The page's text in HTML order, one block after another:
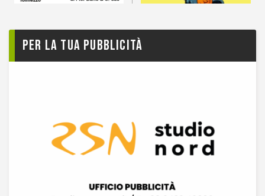
Per la tua pubblicità